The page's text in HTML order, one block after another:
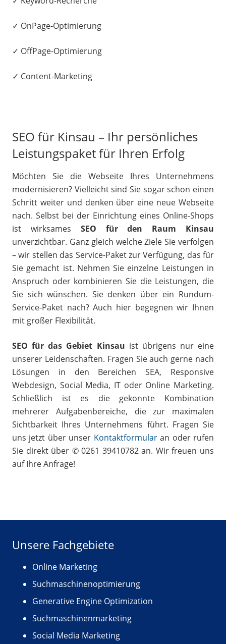
✓ OnPage-Optimierung
✓ OffPage-Optimierung
✓ Content-Marketing
SEO für Kinsau – Ihr persönliches
Leistungspaket für Ihren Erfolg
Möchten Sie die Webseite Ihres Unternehmens
modernisieren? Vielleicht sind Sie sogar schon einen
Schritt weiter und denken über eine neue Webseite
nach. Selbst bei der Einrichtung eines Online-Shops
ist wirksames SEO für den Raum Kinsau
unverzichtbar. Ganz gleich welche Ziele Sie verfolgen
– wir stellen das Service-Paket zur Verfügung, das für
Sie gemacht ist. Nehmen Sie einzelne Leistungen in
Anspruch oder kombinieren Sie die Leistungen, die
Sie sich wünschen. Sie denken über ein Rundum-
Service-Paket nach? Auch hier begegnen wir Ihnen
mit großer Flexibilität.
SEO für das Gebiet Kinsau ist übrigens nur eine
unserer Leidenschaften. Fragen Sie auch gerne nach
Lösungen in den Bereichen SEA, Responsive
Webdesign, Social Media, IT oder Online Marketing.
Schließlich ist es die gekonnte Kombination
mehrerer Aufgabenbereiche, die zur maximalen
Sichtbarkeit Ihres Unternehmens führt. Fragen Sie
uns jetzt über unser Kontaktformularan oder rufen
Sie direkt über ✆ 0261 39410782 an. Wir freuen uns
auf Ihre Anfrage!
Unsere Fachgebiete
Online Marketing
Suchmaschinenoptimierung
Generative Engine Optimization
Suchmaschinenmarketing
Social Media Marketing